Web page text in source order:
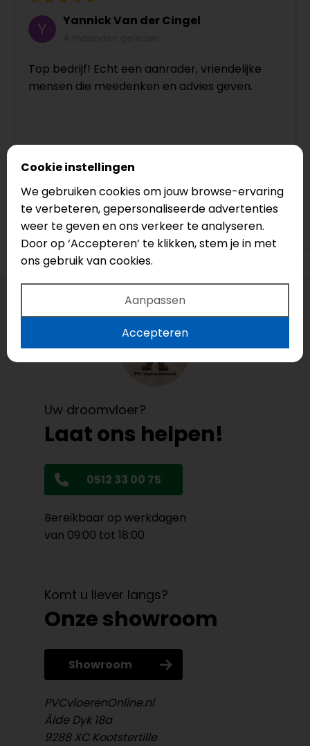
Yannick Van der Cingel
Top bedrijf! Echt een aanrader, vriendelijke
mensen die meedenken en advies geven.
Bekijk op Google
Cookie instellingen
We gebruiken cookies om jouw browse-ervaring
te verbeteren, gepersonaliseerde advertenties
weer te geven en ons verkeer te analyseren.
Door op ‘Accepteren’ te klikken, stem je in met
ons gebruik van cookies.
Aanpassen
Accepteren
Uw droomvloer?
Laat ons helpen!
0512 33 00 75
Bereikbaar op werkdagen
van 09:00 tot 18:00
Komt u liever langs?
Onze showroom
Showroom
PVCvloerenOnline.nl
Âlde Dyk 18a
9288 XC Kootstertille